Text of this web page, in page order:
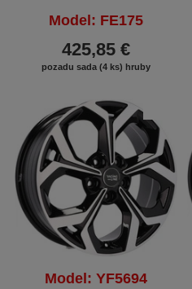
Model: FE175
425,85 €
pozadu sada (4 ks) hruby
Model: YF5694